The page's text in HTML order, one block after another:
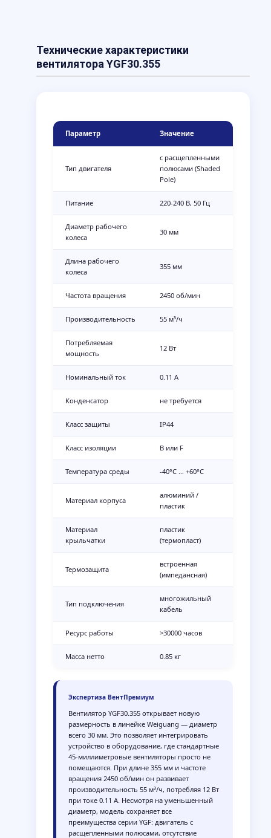
Технические характеристики
вентилятора YGF30.355
Параметр Значение
Тип двигателя
с расщепленными
полюсами (Shaded
Pole)
Питание 220-240 В, 50 Гц
Диаметр рабочего
колеса
30 мм
Длина рабочего
колеса
355 мм
Частота вращения 2450 об/мин
Производительность 55 м³/ч
Потребляемая
мощность
12 Вт
Номинальный ток 0.11 А
Конденсатор не требуется
Класс защиты IP44
Класс изоляции B или F
Температура среды -40°C … +60°C
Материал корпуса
алюминий /
пластик
Материал
крыльчатки
пластик
(термопласт)
Термозащита
встроенная
(импедансная)
Тип подключения
многожильный
кабель
Ресурс работы >30000 часов
Масса нетто 0.85 кг
Вентилятор YGF30.355 открывает новую
размерность в линейке Weiguang — диаметр
всего 30 мм. Это позволяет интегрировать
устройство в оборудование, где стандартные
45-миллиметровые вентиляторы просто не
помещаются. При длине 355 мм и частоте
вращения 2450 об/мин он развивает
производительность 55 м³/ч, потребляя 12 Вт
при токе 0.11 А. Несмотря на уменьшенный
диаметр, модель сохраняет все
преимущества серии YGF: двигатель с
расщепленными полюсами, отсутствие